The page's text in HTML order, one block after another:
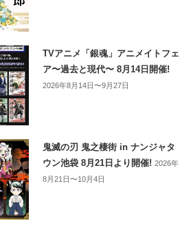
TVアニメ「銀魂」アニメイトフェ
ア〜過去と現代〜 8月14日開催!
2026年8月14日〜9月27日
鬼滅の刃 鬼之棲街 in ナンジャタ
ウン池袋 8月21日より開催!2026年
8月21日〜10月4日